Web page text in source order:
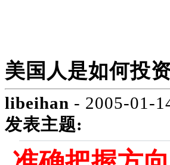
美国人是如何投
libeihan - 2005-01-
发表主题: